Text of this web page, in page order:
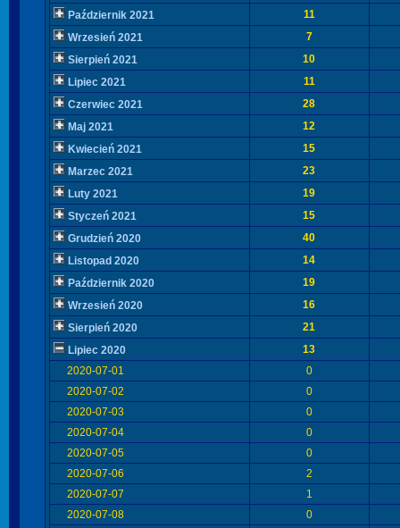
Październik 2021
11
Wrzesień 2021
7
Sierpień 2021
10
Lipiec 2021
11
Czerwiec 2021
28
Maj 2021
12
Kwiecień 2021
15
Marzec 2021
23
Luty 2021
19
Styczeń 2021
15
Grudzień 2020
40
Listopad 2020
14
Październik 2020
19
Wrzesień 2020
16
Sierpień 2020
21
Lipiec 2020
13
2020-07-01
0
2020-07-02
0
2020-07-03
0
2020-07-04
0
2020-07-05
0
2020-07-06
2
2020-07-07
1
2020-07-08
0